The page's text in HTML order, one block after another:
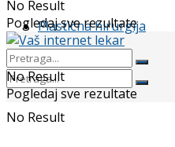
Plastična hirurgija
No Result
No Result
Pogledaj sve rezultate
No Result
Pogledaj sve rezultate